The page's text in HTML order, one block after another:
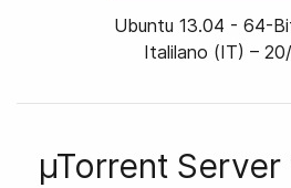
Ubuntu 13.04 - 64-
Italilano (IT) –
µTorrent